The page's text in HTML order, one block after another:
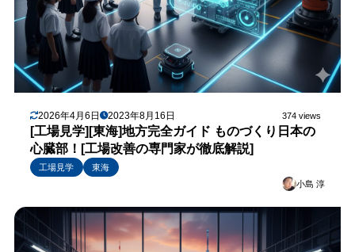
2026年4月6日 2023年8月16日 374 views
[工場見学][東海]地方完全ガイド ものづくり日本の
心臓部！[工場改善の専門家が徹底解説]
工場見学
東海
小島 淳